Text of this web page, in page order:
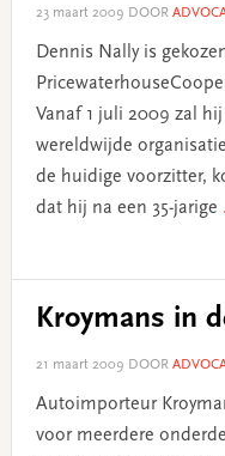
23 maart 2009 DOOR
Dennis Nally is
Vanaf 1 juli 2009 zal
wereldwijde
de huidige voorzitter,
dat hij na een 35-jarige
Kroymans in
21 maart 2009 DOOR
Autoimporteur
voor meerdere